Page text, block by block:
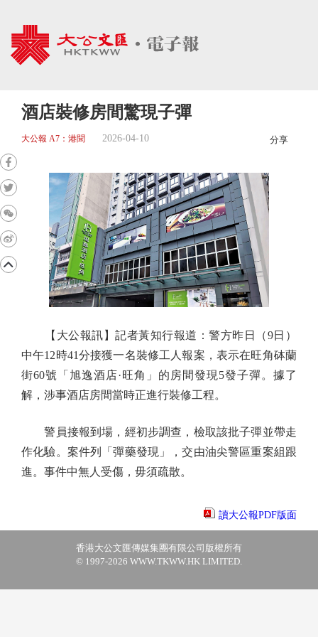
酒店裝修房間驚現子彈
大公報 A7：港聞 2026-04-10 分享
【大公報訊】記者黃知行報道：警方昨日（9日）
中午12時41分接獲一名裝修工人報案，表示在旺角砵蘭
街60號「旭逸酒店·旺角」的房間發現5發子彈。據了
解，涉事酒店房間當時正進行裝修工程。
警員接報到場，經初步調查，檢取該批子彈並帶走
作化驗。案件列「彈藥發現」，交由油尖警區重案組跟
進。事件中無人受傷，毋須疏散。
讀大公報PDF版面
香港大公文匯傳媒集團有限公司版權所有
© 1997-2026 WWW.TKWW.HK LIMITED.